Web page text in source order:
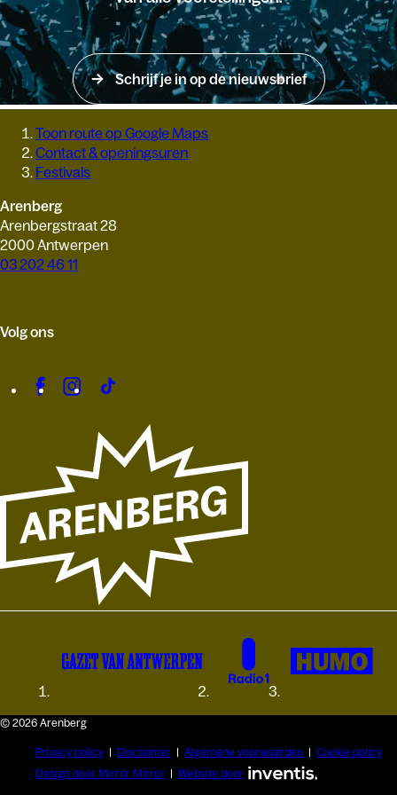
Schrijf je in op de nieuwsbrief
Toon route op Google Maps
Contact & openingsuren
Festivals
Arenberg
Arenbergstraat 28
2000 Antwerpen
03 202 46 11
Volg ons
© 2026 Arenberg
Privacy policy Disclaimer Algemene voorwaarden
Cookie policy
Design door Mirror Mirror
Website door